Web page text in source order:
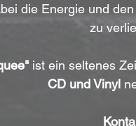
die Energie und
zu
ist ein seltenes
CD und Vinyl